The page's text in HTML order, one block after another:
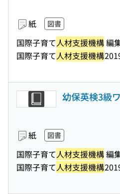
紙 図書
国際子育て人材支援機構編
国際子育て人材支援機構
幼保英検3級
紙 図書
国際子育て人材支援機構編
国際子育て人材支援機構